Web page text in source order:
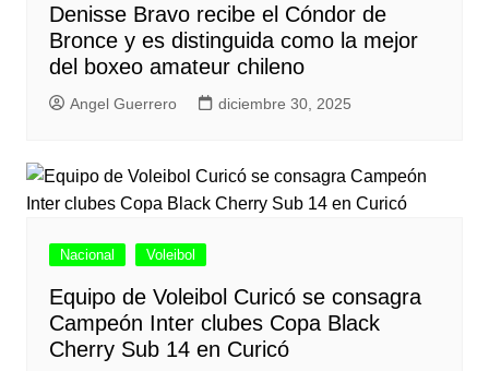
Denisse Bravo recibe el Cóndor de
Bronce y es distinguida como la mejor
del boxeo amateur chileno
Angel Guerrero diciembre 30, 2025
Nacional Voleibol
Equipo de Voleibol Curicó se consagra
Campeón Inter clubes Copa Black
Cherry Sub 14 en Curicó